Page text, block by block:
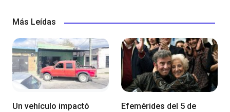
Más Leídas
Un vehículo impactó
Efemérides del 5 de